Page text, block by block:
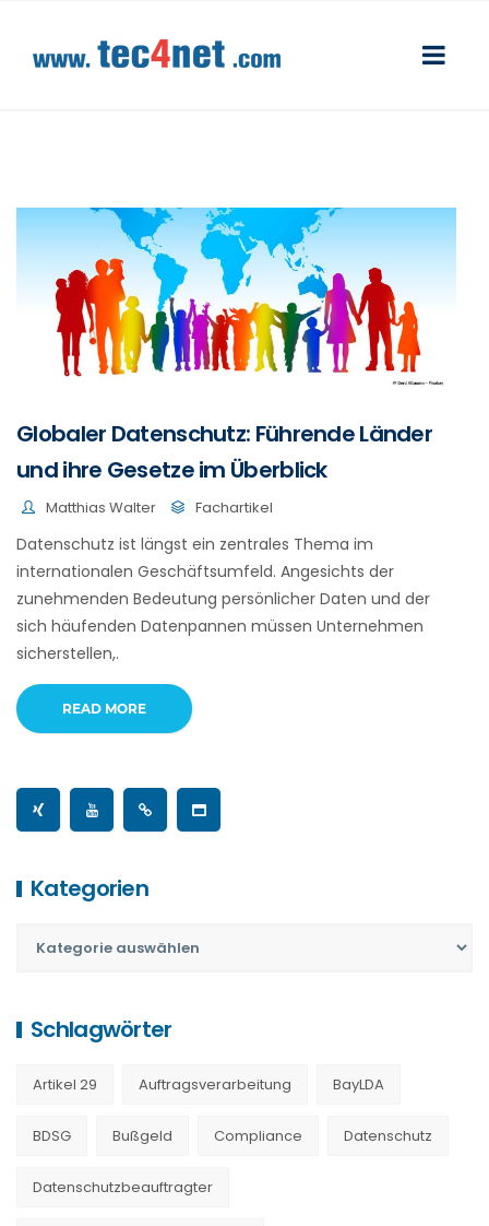
Globaler Datenschutz: Führende Länder
und ihre Gesetze im Überblick
Matthias Walter Fachartikel
Datenschutz ist längst ein zentrales Thema im
internationalen Geschäftsumfeld. Angesichts der
zunehmenden Bedeutung persönlicher Daten und der
sich häufenden Datenpannen müssen Unternehmen
sicherstellen,.
READ MORE
Kategorien
Schlagwörter
Artikel 29 Auftragsverarbeitung BayLDA
BDSG Bußgeld Compliance Datenschutz
Datenschutzbeauftragter